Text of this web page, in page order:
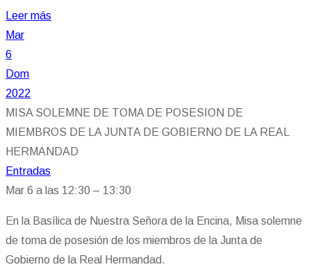
Leer más
Mar
6
Dom
2022
MISA SOLEMNE DE TOMA DE POSESION DE
MIEMBROS DE LA JUNTA DE GOBIERNO DE LA REAL
HERMANDAD
Entradas
Mar 6 a las 12:30 – 13:30
En la Basílica de Nuestra Señora de la Encina, Misa solemne
de toma de posesión de los miembros de la Junta de
Gobierno de la Real Hermandad.